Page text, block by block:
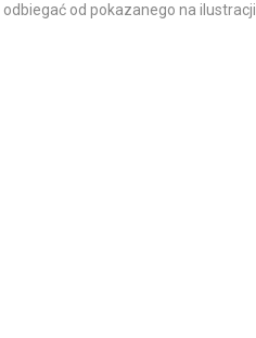
od pokazanego na ilustracji.